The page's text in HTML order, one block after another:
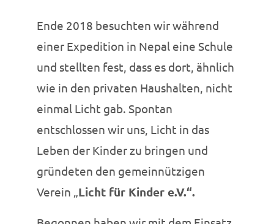
Ende 2018 besuchten wir während
einer Expedition in Nepal eine Schule
und stellten fest, dass es dort, ähnlich
wie in den privaten Haushalten, nicht
einmal Licht gab. Spontan
entschlossen wir uns, Licht in das
Leben der Kinder zu bringen und
gründeten den gemeinnützigen
Verein „Licht für Kinder e.V.“.